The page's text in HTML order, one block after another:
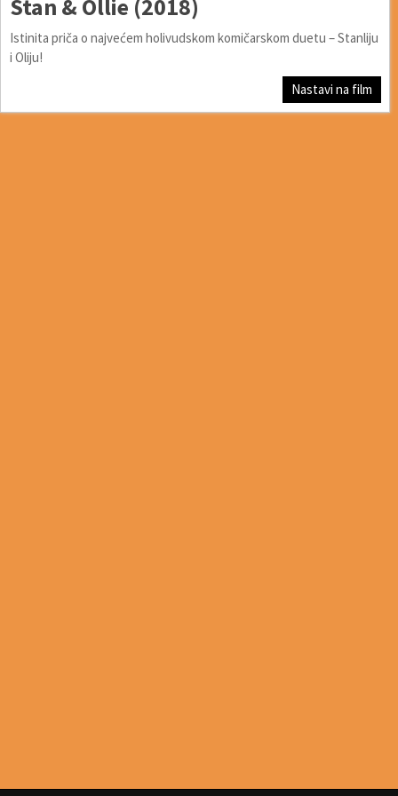
Stan & Ollie (2018)
Istinita priča o najvećem holivudskom komičarskom duetu – Stanliju
i Oliju!
Nastavi na film